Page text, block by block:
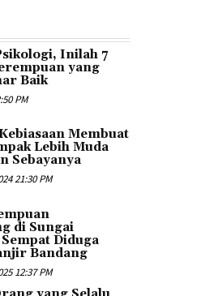
Inilah 7
yang
Baik
PM
Membuat
Lebih Muda
Sebayanya
21:30 PM
di Sungai
Diduga
Bandang
12:37 PM